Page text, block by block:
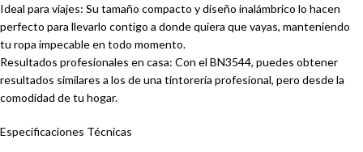
Ideal para viajes: Su tamaño compacto y diseño inalámbrico lo hacen
perfecto para llevarlo contigo a donde quiera que vayas, manteniendo
tu ropa impecable en todo momento.
Resultados profesionales en casa: Con el BN3544, puedes obtener
resultados similares a los de una tintorería profesional, pero desde la
comodidad de tu hogar.
Especificaciones Técnicas